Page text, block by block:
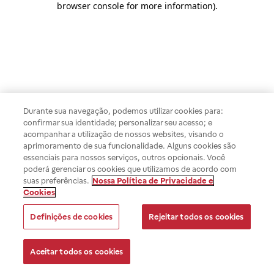
browser console for more information).
Durante sua navegação, podemos utilizar cookies para:
confirmar sua identidade; personalizar seu acesso; e
acompanhar a utilização de nossos websites, visando o
aprimoramento de sua funcionalidade. Alguns cookies são
essenciais para nossos serviços, outros opcionais. Você
poderá gerenciar os cookies que utilizamos de acordo com
suas preferências. Nossa Política de Privacidade e
Cookies
Definições de cookies Rejeitar todos os cookies
Aceitar todos os cookies